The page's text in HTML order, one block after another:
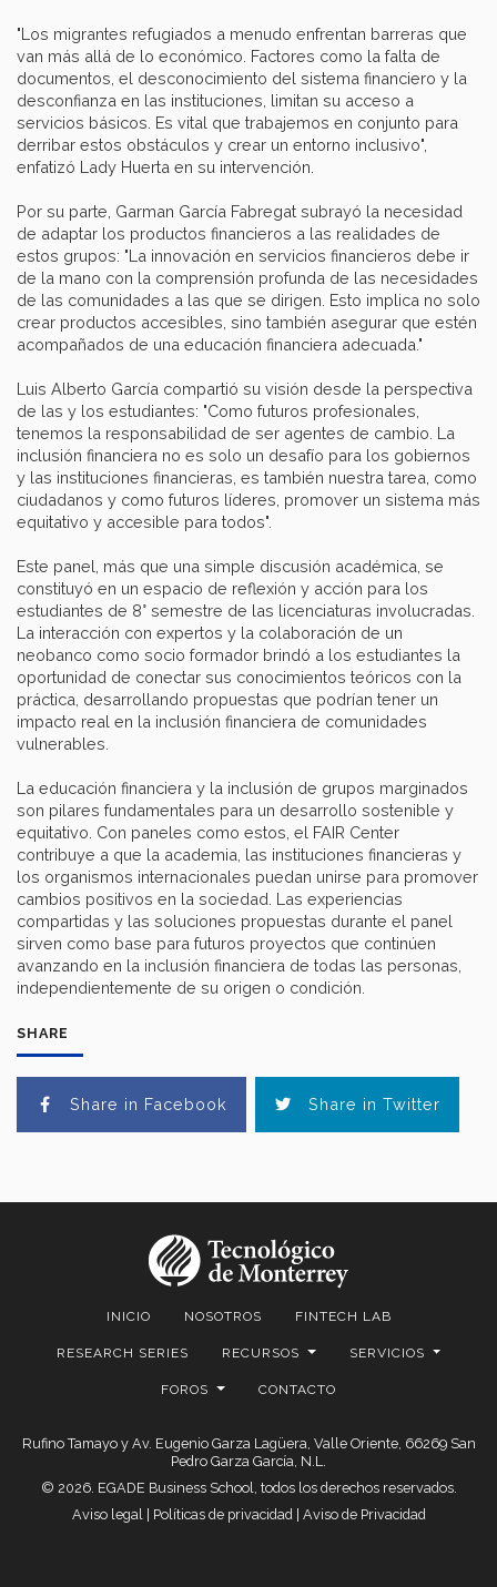
SHARE
Share in Facebook Share in Twitter
"Los migrantes refugiados a menudo enfrentan barreras que
van más allá de lo económico. Factores como la falta de
documentos, el desconocimiento del sistema financiero y la
desconfianza en las instituciones, limitan su acceso a
servicios básicos. Es vital que trabajemos en conjunto para
derribar estos obstáculos y crear un entorno inclusivo",
enfatizó Lady Huerta en su intervención.
Por su parte, Garman García Fabregat subrayó la necesidad
de adaptar los productos financieros a las realidades de
estos grupos: "La innovación en servicios financieros debe ir
de la mano con la comprensión profunda de las necesidades
de las comunidades a las que se dirigen. Esto implica no solo
crear productos accesibles, sino también asegurar que estén
acompañados de una educación financiera adecuada."
Luis Alberto García compartió su visión desde la perspectiva
de las y los estudiantes: "Como futuros profesionales,
tenemos la responsabilidad de ser agentes de cambio. La
inclusión financiera no es solo un desafío para los gobiernos
y las instituciones financieras, es también nuestra tarea, como
ciudadanos y como futuros líderes, promover un sistema más
equitativo y accesible para todos".
Este panel, más que una simple discusión académica, se
constituyó en un espacio de reflexión y acción para los
estudiantes de 8° semestre de las licenciaturas involucradas.
La interacción con expertos y la colaboración de un
neobanco como socio formador brindó a los estudiantes la
oportunidad de conectar sus conocimientos teóricos con la
práctica, desarrollando propuestas que podrían tener un
impacto real en la inclusión financiera de comunidades
vulnerables.
La educación financiera y la inclusión de grupos marginados
son pilares fundamentales para un desarrollo sostenible y
equitativo. Con paneles como estos, el FAIR Center
contribuye a que la academia, las instituciones financieras y
los organismos internacionales puedan unirse para promover
cambios positivos en la sociedad. Las experiencias
compartidas y las soluciones propuestas durante el panel
sirven como base para futuros proyectos que continúen
avanzando en la inclusión financiera de todas las personas,
independientemente de su origen o condición.
INICIO NOSOTROS FINTECH LAB
RESEARCH SERIES RECURSOS SERVICIOS
FOROS CONTACTO
Rufino Tamayo y Av. Eugenio Garza Lagüera, Valle Oriente, 66269 San
Pedro Garza García, N.L.
© 2026. EGADE Business School, todos los derechos reservados.
Aviso legal
Políticas de privacidad Aviso de Privacidad